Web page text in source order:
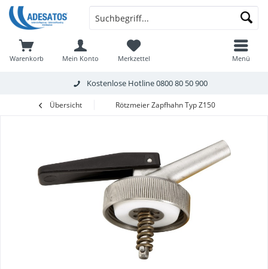
Kostenlose Hotline0800 80 50 900
Warenkorb Merkzettel
Mein Konto Menü
Übersicht Rötzmeier Zapfhahn Typ Z150